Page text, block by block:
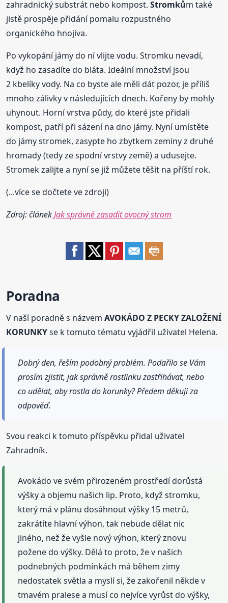
zahradnický substrát nebo kompost.Stromkům také
jistě prospěje přidání pomalu rozpustného
organického hnojiva.
Po vykopání jámy do ní vlijte vodu. Stromku nevadí,
když ho zasadíte do bláta. Ideální množství jsou
2 kbelíky vody. Na co byste ale měli dát pozor, je příliš
mnoho zálivky v následujících dnech. Kořeny by mohly
uhynout. Horní vrstva půdy, do které jste přidali
kompost, patří při sázení na dno jámy. Nyní umístěte
do jámy stromek, zasypte ho zbytkem zeminy z druhé
hromady (tedy ze spodní vrstvy země) a udusejte.
Stromek zalijte a nyní se již můžete těšit na příští rok.
(...více se dočtete ve zdroji)
Zdroj: článekJak správně zasadit ovocný strom
Poradna
V naší poradně s názvemAVOKÁDO Z PECKY ZALOŽENÍ
KORUNKYse k tomuto tématu vyjádřil uživatel Helena.
Dobrý den, řeším podobný problém. Podařilo se Vám
prosím zjistit, jak správně rostlinku zastřihávat, nebo
co udělat, aby rostla do korunky? Předem děkuji za
odpověď.
Svou reakci k tomuto příspěvku přidal uživatel
Zahradník.
Avokádo ve svém přirozeném prostředí dorůstá
výšky a objemu našich lip. Proto, když stromku,
který má v plánu dosáhnout výšky 15 metrů,
zakrátíte hlavní výhon, tak nebude dělat nic
jiného, než že vyšle nový výhon, který znovu
požene do výšky. Dělá to proto, že v našich
podnebných podmínkách má během zimy
nedostatek světla a myslí si, že zakořenil někde v
tmavém pralese a musí co nejvíce vyrůst do výšky,